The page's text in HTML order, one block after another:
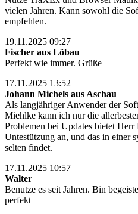
vielen Jahren. Kann sowohl die
empfehlen.
19.11.2025 09:27
Fischer aus Löbau
Perfekt wie immer. Grüße
17.11.2025 13:52
Johann Michels aus Aschau
Als langjähriger Anwender der
Miehlke kann ich nur die
Problemen bei Updates bietet
Untestützung an, und das in einer
selten findet.
17.11.2025 10:57
Walter
Benutze es seit Jahren. Bin
perfekt